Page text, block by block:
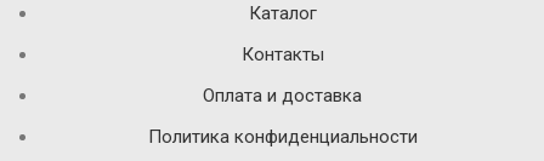
Каталог
Контакты
Оплата и доставка
Политика конфиденциальности